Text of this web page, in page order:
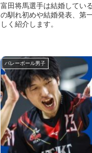
富田将馬選手は結婚してい
の馴れ初めや結婚発表、第
しく紹介します。
バレーボール男子